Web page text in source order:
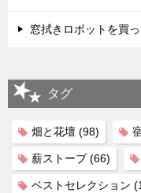
窓拭きロボットを買
タグ
畑と花壇 (98)
薪ストーブ (66)
ベストセレクション